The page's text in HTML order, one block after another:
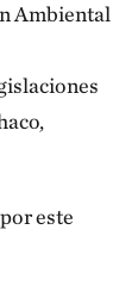
Ambiental
este